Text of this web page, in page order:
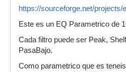
https://sourceforge.net/projects/
Este es un EQ Parametrico de
Cada filtro puede ser Peak,
PasaBajo.
Como parametrico que es